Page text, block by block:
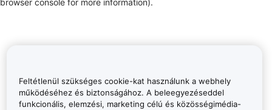
Feltétlenül szükséges cookie-kat használunk a webhely
működéséhez és biztonságához. A beleegyezéseddel
funkcionális, elemzési, marketing célú és közösségimédia-